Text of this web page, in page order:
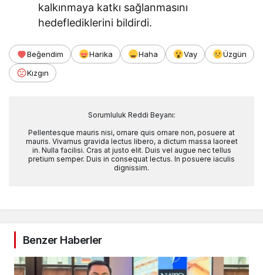
kalkınmaya katkı sağlanmasını
hedeflediklerini bildirdi.
Beğendim Harika Haha Vay
Üzgün
Kızgın
Sorumluluk Reddi Beyanı:
Pellentesque mauris nisi, ornare quis ornare non, posuere at
mauris. Vivamus gravida lectus libero, a dictum massa laoreet
in. Nulla facilisi. Cras at justo elit. Duis vel augue nec tellus
pretium semper. Duis in consequat lectus. In posuere iaculis
dignissim.
Benzer Haberler